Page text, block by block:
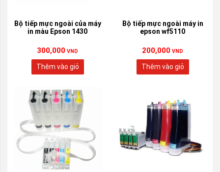
Bộ tiếp mực ngoài của máy
in màu Epson 1430
300,000 VND
Thêm vào giỏ
Bộ tiếp mực ngoài máy in
epson wf5110
200,000 VND
Thêm vào giỏ